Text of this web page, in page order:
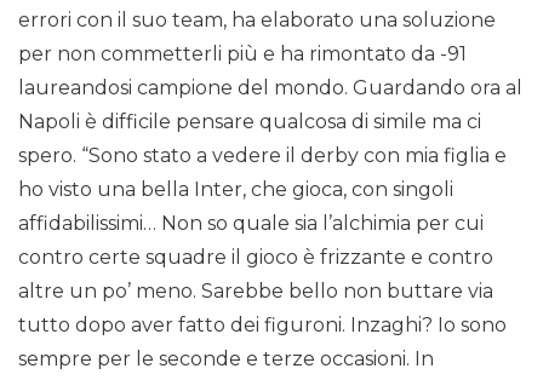
errori con il suo team, ha elaborato una soluzione
per non commetterli più e ha rimontato da -91
laureandosi campione del mondo. Guardando ora al
Napoli è difficile pensare qualcosa di simile ma ci
spero. “Sono stato a vedere il derby con mia figlia e
ho visto una bella Inter, che gioca, con singoli
affidabilissimi… Non so quale sia l’alchimia per cui
contro certe squadre il gioco è frizzante e contro
altre un po’ meno. Sarebbe bello non buttare via
tutto dopo aver fatto dei figuroni. Inzaghi? Io sono
sempre per le seconde e terze occasioni. In